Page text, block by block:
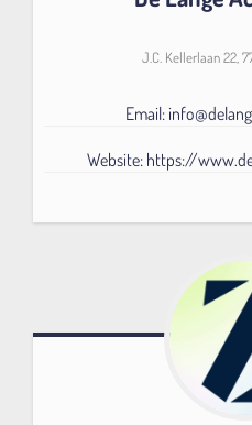
J.C. Kellerlaan 22,
Email:
Website: https://